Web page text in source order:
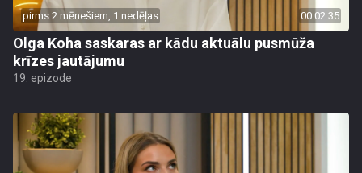
pirms 2 mēnešiem, 1 nedēļas 00:02:35
Olga Koha saskaras ar kādu aktuālu pusmūža
krīzes jautājumu
19. epizode